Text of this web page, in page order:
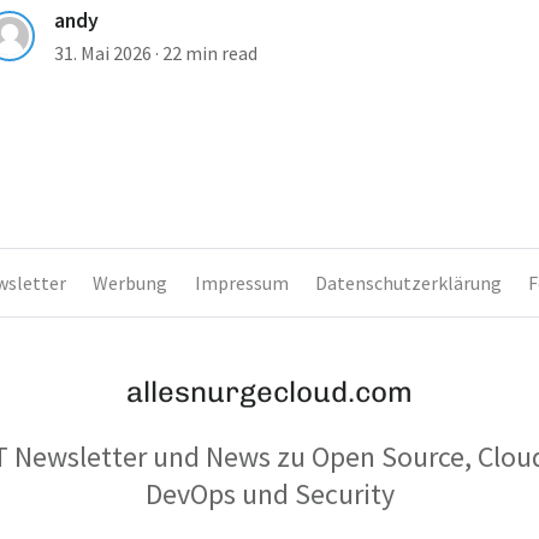
andy
31. Mai 2026 · 22 min read
Werbung Impressum Datenschutzerklärung
allesnurgecloud.com
Newsletter und News zu Open Source,
DevOps und Security